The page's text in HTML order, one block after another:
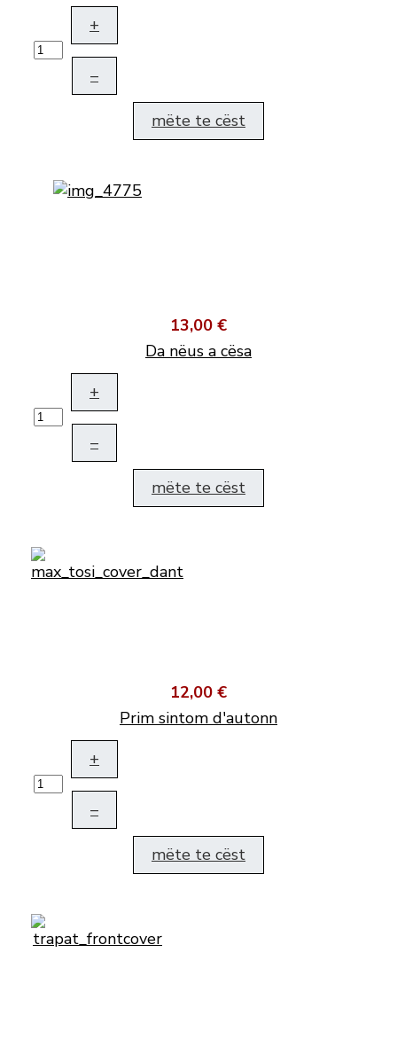
+
–
mëte te cëst
13,00 €
Da nëus a cësa
+
–
mëte te cëst
12,00 €
Prim sintom d'autonn
+
–
mëte te cëst